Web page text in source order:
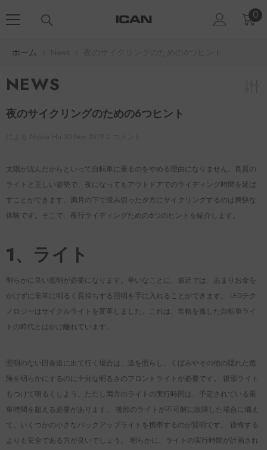
00
ア
ホーム
NEWS
夜のサイクリングのための6つヒント
太陽が沈んだからといって自転車に乗るのをやめる理由になりません。良質の
ライトと正しい姿勢で、夜になってもアウトドアでのライディング時間を延ば
すことができます。満月の下で澄み切った夕方にサイクリングするのは爽快な
体験です。そこで、夜行ライディングための6つのヒントを紹介します。
1、ライト
明らかに良い照明が必要になります。幸いなことに、最近では、あまりお金を
かけずに非常に明るく長持ちする照明を手に入れることができます。 LEDテク
ノロジーはサイクルライトを変革しました。これは、常軌を逸した自転車ライ
トの時代とはかけ離れています。
照明のない田舎道に出て行く場合は、道を照らし、くぼみやその他の隠れた危
険を明らかにするのに十分な明るさのフロントライトが必要です。 後部ライト
もつけて明るくしよう。ただし両方のライトの実行時間は、予定されている乗
車時間を超える必要があります。 後部のライトが不可解に故障した場合に備え
て、いくつかの小さなバックアップライトを携帯するのが賢明です。 後悔する
よりも安全である方が良いでしょう。 明らかに、ライトの実行時間が計画され